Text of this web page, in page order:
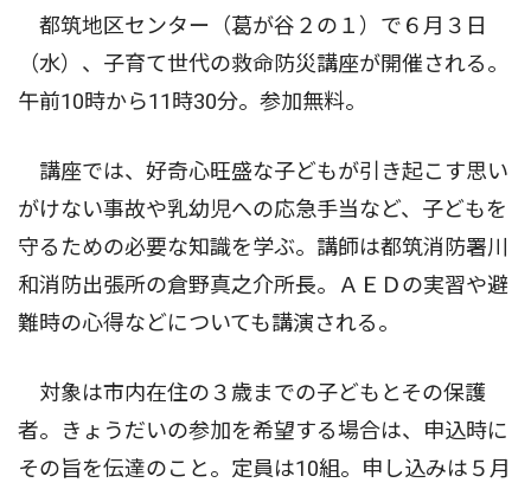
都筑地区センター（葛が谷２の１）で６月３日
（水）、子育て世代の救命防災講座が開催される。
午前10時から11時30分。参加無料。
講座では、好奇心旺盛な子どもが引き起こす思い
がけない事故や乳幼児への応急手当など、子どもを
守るための必要な知識を学ぶ。講師は都筑消防署川
和消防出張所の倉野真之介所長。ＡＥＤの実習や避
難時の心得などについても講演される。
対象は市内在住の３歳までの子どもとその保護
者。きょうだいの参加を希望する場合は、申込時に
その旨を伝達のこと。定員は10組。申し込みは５月